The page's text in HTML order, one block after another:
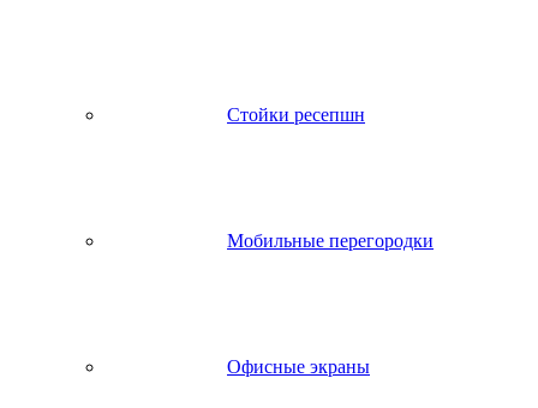
Стойки ресепшн
Мобильные перегородки
Офисные экраны